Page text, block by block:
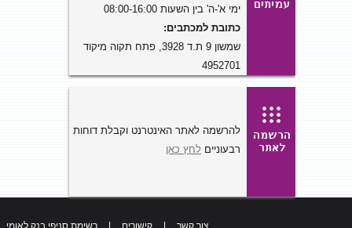
ימי א'-ה' בין השעות 08:00-16:00
כתובת למכתבים:
שמשון 9 ת.ד 3928, פתח תקוה מיקוד
4952701
להרשמה לאתר האינטרנט וקבלת דוחות
רבעוניים לחץ כאן
צור קשר קישורים רשימת סניפי בנק לאומי